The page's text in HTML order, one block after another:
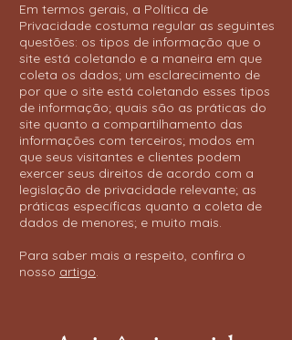
Em termos gerais, a Política de
Privacidade costuma regular as seguintes
questões: os tipos de informação que o
site está coletando e a maneira em que
coleta os dados; um esclarecimento de
por que o site está coletando esses tipos
de informação; quais são as práticas do
site quanto a compartilhamento das
informações com terceiros; modos em
que seus visitantes e clientes podem
exercer seus direitos de acordo com a
legislação de privacidade relevante; as
práticas específicas quanto a coleta de
dados de menores; e muito mais.
Para saber mais a respeito, confira o
nosso artigo.